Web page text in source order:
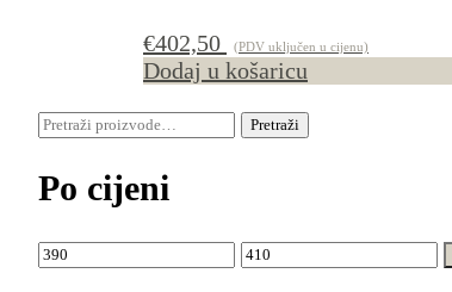
€402,50 (PDV uključen u cijenu)
Dodaj u košaricu
Pretraži:
Pretraži
Po cijeni
Min
cijena
Maks
cijena